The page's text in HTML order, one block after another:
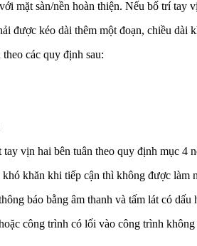
mặt sàn/nền hoàn thiện. Nếu bố trí
được kéo dài thêm một đoạn, chiều
các quy định sau:
vịn hai bên tuân theo quy định mục 4
khăn khi tiếp cận thì không được làm
báo bằng âm thanh và tấm lát có
công trình có lối vào công trình